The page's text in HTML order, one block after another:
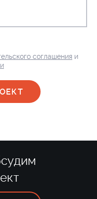
соглашения и